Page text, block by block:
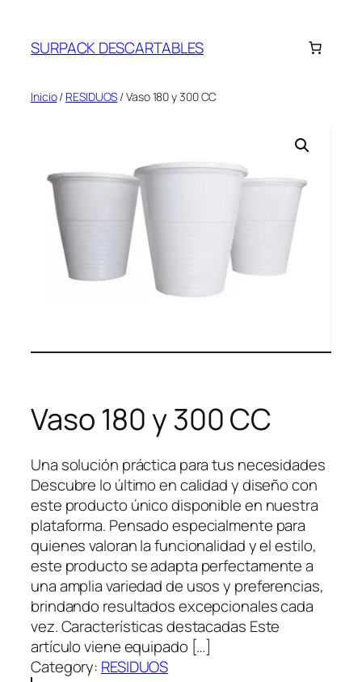
contenido
SURPACK DESCARTABLES
Inicio/ RESIDUOS / Vaso 180 y 300 CC
Vaso 180 y 300 CC
Una solución práctica para tus necesidades
Descubre lo último en calidad y diseño con
este producto único disponible en nuestra
plataforma. Pensado especialmente para
quienes valoran la funcionalidad y el estilo,
este producto se adapta perfectamente a
una amplia variedad de usos y preferencias,
brindando resultados excepcionales cada
vez. Características destacadas Este
artículo viene equipado […]
Category: RESIDUOS